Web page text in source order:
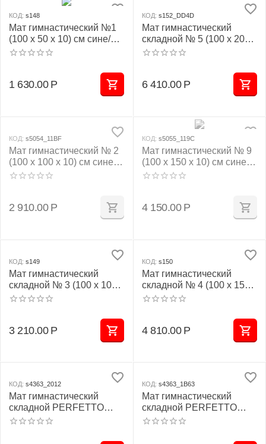
КОД: s148
Мат гимнастический №1
(100 х 50 х 10) см сине/
жёлтый
1 630.00 Р
КОД: s152_DD4D
Мат гимнастический
складной № 5 (100 х 200 х
10) см сине/жёлтый
6 410.00 Р
КОД: s5054_11BF
Мат гимнастический № 2
(100 х 100 х 10) см сине/
жёлтый
2 910.00 Р
КОД: s5055_119C
Мат гимнастический № 9
(100 х 150 х 10) см сине/
жёлтый
4 150.00 Р
КОД: s149
Мат гимнастический
складной № 3 (100 х 100 х
10) см сине/жёлтый
3 210.00 Р
КОД: s150
Мат гимнастический
складной № 4 (100 х 150 х
10) см сине/жёлтый
4 810.00 Р
КОД: s4363_2012
Мат гимнастический
складной PERFETTO
SPORT № 3 (100 х 100 х
КОД: s4363_1B63
Мат гимнастический
складной PERFETTO
SPORT № 3 (100 х 100 х